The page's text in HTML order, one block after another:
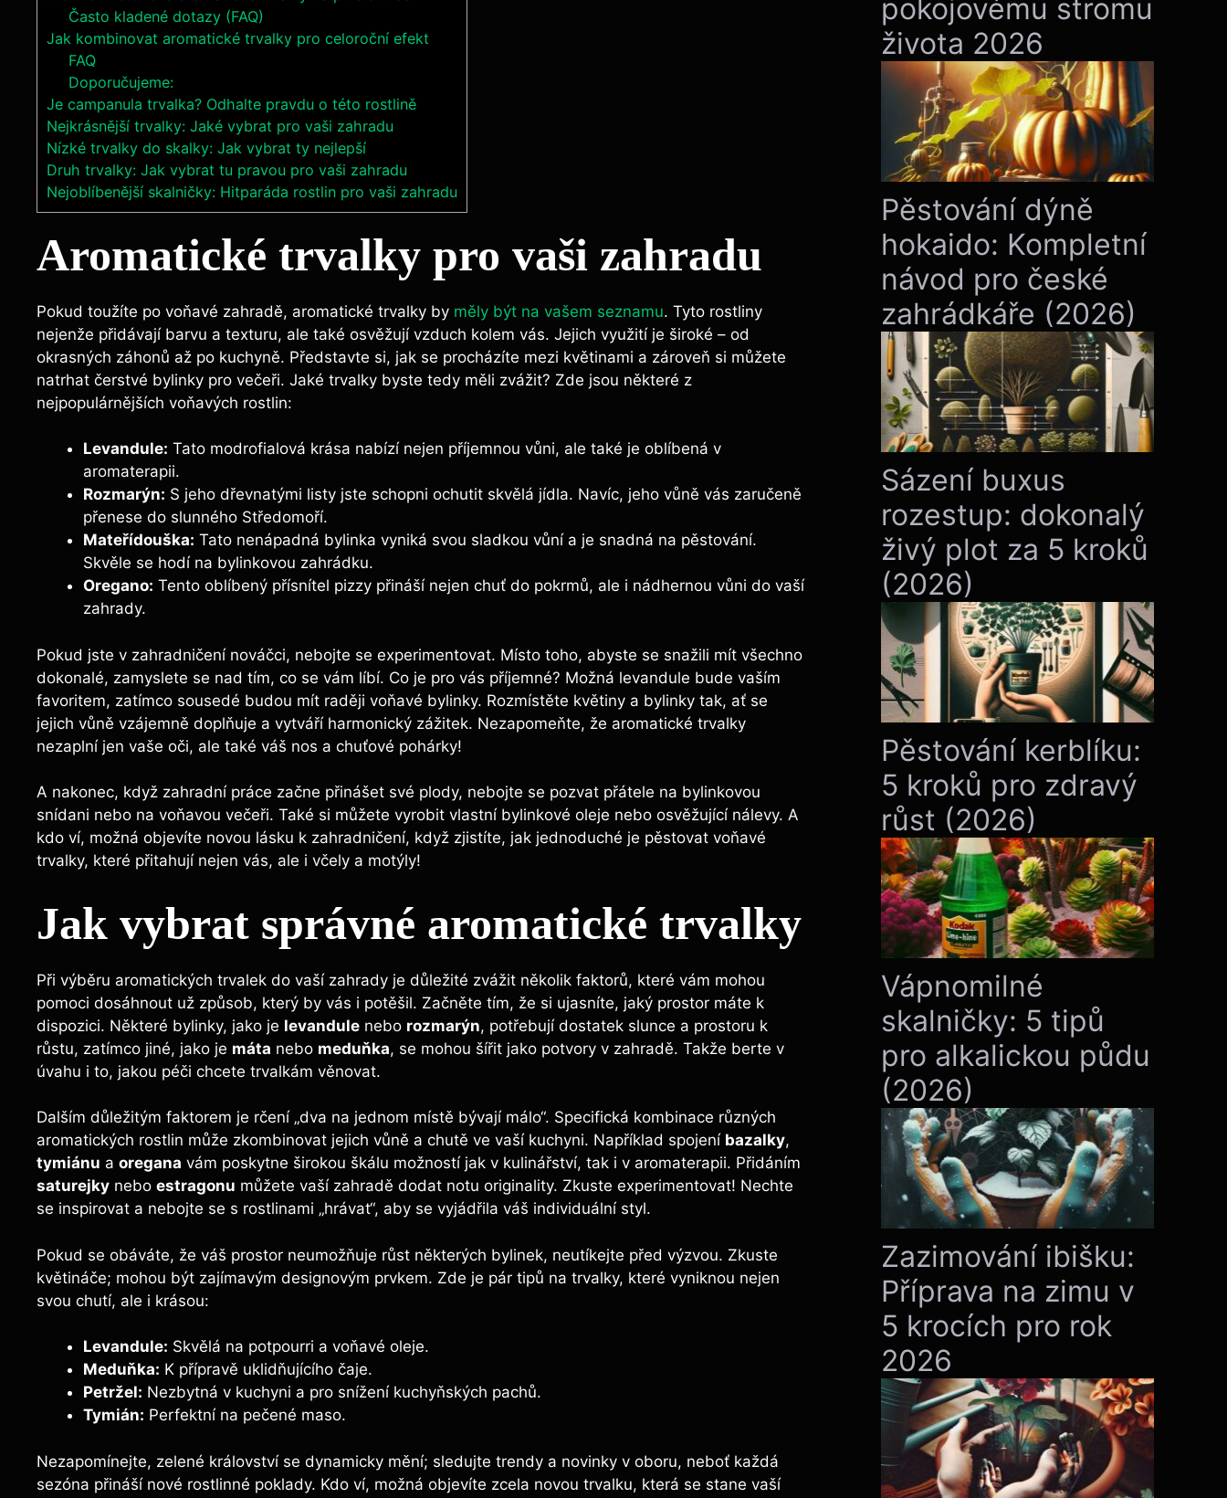
Často kladené dotazy (FAQ)
Jak kombinovat aromatické trvalky pro celoroční efekt
FAQ
Doporučujeme:
Je campanula trvalka? Odhalte pravdu o této rostlině
Nejkrásnější trvalky: Jaké vybrat pro vaši zahradu
Nízké trvalky do skalky: Jak vybrat ty nejlepší
Druh trvalky: Jak vybrat tu pravou pro vaši zahradu
Nejoblíbenější skalničky: Hitparáda rostlin pro vaši zahradu
Aromatické trvalky pro vaši zahradu
Pokud toužíte po voňavé zahradě, aromatické trvalky by měly být na vašem seznamu. Tyto rostliny
nejenže přidávají barvu a texturu, ale také osvěžují vzduch kolem vás. Jejich využití je široké – od
okrasných záhonů až po kuchyně. Představte si, jak se procházíte mezi květinami a zároveň si můžete
natrhat čerstvé bylinky pro večeři. Jaké trvalky byste tedy měli zvážit? Zde jsou některé z
nejpopulárnějších voňavých rostlin:
Levandule: Tato modrofialová krása nabízí nejen příjemnou vůni, ale také je oblíbená v
aromaterapii.
Rozmarýn: S jeho dřevnatými listy jste schopni ochutit skvělá jídla. Navíc, jeho vůně vás zaručeně
přenese do slunného Středomoří.
Mateřídouška: Tato nenápadná bylinka vyniká svou sladkou vůní a je snadná na pěstování.
Skvěle se hodí na bylinkovou zahrádku.
Oregano: Tento oblíbený přísnítel pizzy přináší nejen chuť do pokrmů, ale i nádhernou vůni do vaší
zahrady.
Pokud jste v zahradničení nováčci, nebojte se experimentovat. Místo toho, abyste se snažili mít všechno
dokonalé, zamyslete se nad tím, co se vám líbí. Co je pro vás příjemné? Možná levandule bude vaším
favoritem, zatímco sousedé budou mít raději voňavé bylinky. Rozmístěte květiny a bylinky tak, ať se
jejich vůně vzájemně doplňuje a vytváří harmonický zážitek. Nezapomeňte, že aromatické trvalky
nezaplní jen vaše oči, ale také váš nos a chuťové pohárky!
A nakonec, když zahradní práce začne přinášet své plody, nebojte se pozvat přátele na bylinkovou
snídani nebo na voňavou večeři. Také si můžete vyrobit vlastní bylinkové oleje nebo osvěžující nálevy. A
kdo ví, možná objevíte novou lásku k zahradničení, když zjistíte, jak jednoduché je pěstovat voňavé
trvalky, které přitahují nejen vás, ale i včely a motýly!
Jak vybrat správné aromatické trvalky
Při výběru aromatických trvalek do vaší zahrady je důležité zvážit několik faktorů, které vám mohou
pomoci dosáhnout už způsob, který by vás i potěšil. Začněte tím, že si ujasníte, jaký prostor máte k
dispozici. Některé bylinky, jako je levandule nebo rozmarýn, potřebují dostatek slunce a prostoru k
růstu, zatímco jiné, jako je máta nebo meduňka, se mohou šířit jako potvory v zahradě. Takže berte v
úvahu i to, jakou péči chcete trvalkám věnovat.
Dalším důležitým faktorem je rčení „dva na jednom místě bývají málo“. Specifická kombinace různých
aromatických rostlin může zkombinovat jejich vůně a chutě ve vaší kuchyni. Například spojení bazalky,
tymiánu a oregana vám poskytne širokou škálu možností jak v kulinářství, tak i v aromaterapii. Přidáním
saturejky nebo estragonu můžete vaší zahradě dodat notu originality. Zkuste experimentovat! Nechte
se inspirovat a nebojte se s rostlinami „hrávat“, aby se vyjádřila váš individuální styl.
Pokud se obáváte, že váš prostor neumožňuje růst některých bylinek, neutíkejte před výzvou. Zkuste
květináče; mohou být zajímavým designovým prvkem. Zde je pár tipů na trvalky, které vyniknou nejen
svou chutí, ale i krásou:
Levandule: Skvělá na potpourri a voňavé oleje.
Meduňka: K přípravě uklidňujícího čaje.
Petržel: Nezbytná v kuchyni a pro snížení kuchyňských pachů.
Tymián: Perfektní na pečené maso.
Nezapomínejte, zelené království se dynamicky mění; sledujte trendy a novinky v oboru, neboť každá
sezóna přináší nové rostlinné poklady. Kdo ví, možná objevíte zcela novou trvalku, která se stane vaší
pokojovému stromu
života 2026
Pěstování dýně
hokaido: Kompletní
návod pro české
zahrádkáře (2026)
Sázení buxus
rozestup: dokonalý
živý plot za 5 kroků
(2026)
Pěstování kerblíku:
5 kroků pro zdravý
růst (2026)
Vápnomilné
skalničky: 5 tipů
pro alkalickou půdu
(2026)
Zazimování ibišku:
Příprava na zimu v
5 krocích pro rok
2026